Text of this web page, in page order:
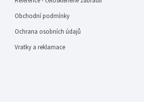
Obchodní podmínky
Ochrana osobních údajů
Vratky a reklamace